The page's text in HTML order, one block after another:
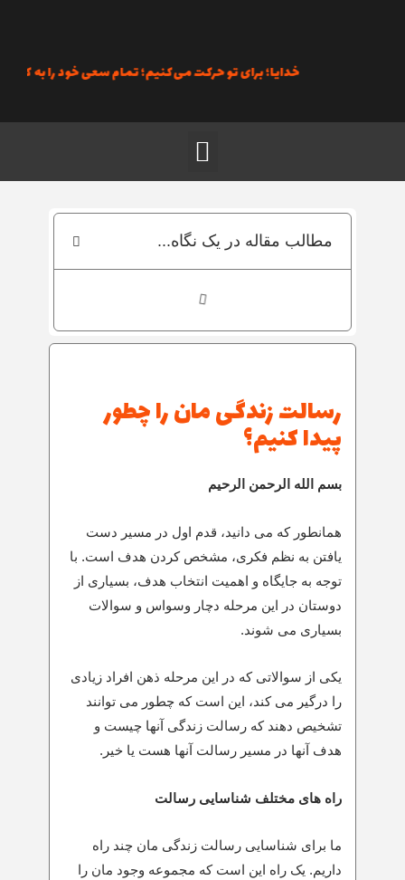
خدایا؛ برای تو حرکت می‌کنیم؛ تمام سعی خود را به کار
منو
مطالب مقاله در یک نگاه...
رسالت زندگی مان را چطور
پیدا کنیم؟
بسم الله الرحمن الرحیم
همانطور که می دانید، قدم اول در مسیر دست
یافتن به نظم فکری، مشخص کردن هدف است. با
توجه به جایگاه و اهمیت انتخاب هدف، بسیاری از
دوستان در این مرحله دچار وسواس و سوالات
بسیاری می شوند.
یکی از سوالاتی که در این مرحله ذهن افراد زیادی
را درگیر می کند، این است که چطور می توانند
تشخیص دهند که رسالت زندگی آنها چیست و
هدف آنها در مسیر رسالت آنها هست یا خیر.
راه های مختلف شناسایی رسالت
ما برای شناسایی رسالت زندگی مان چند راه
داریم. یک راه این است که مجموعه وجود مان را